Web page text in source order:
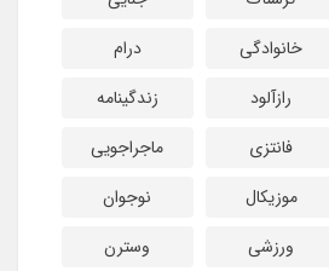
خانوادگی
درام
رازآلود
زندگینامه
فانتزی
ماجراجویی
موزیکال
نوجوان
ورزشی
وسترن